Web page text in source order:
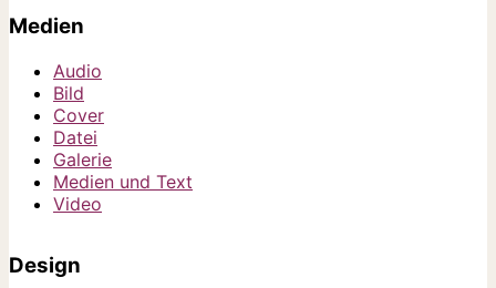
Medien
Audio
Bild
Cover
Datei
Galerie
Medien und Text
Video
Design